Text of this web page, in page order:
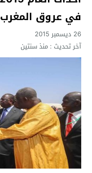
في عروق المغرب
26 ديسمبر 2015
آخر تحديث :منذ سنتين